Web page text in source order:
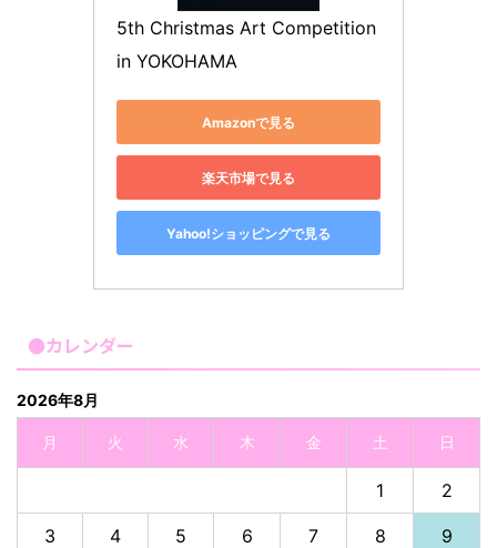
5th Christmas Art Competition
in YOKOHAMA
Amazonで見る
楽天市場で見る
Yahoo!ショッピングで見る
●カレンダー
2026年8月
月 火 水 木 金 土 日
1 2
3 4 5 6 7 8 9